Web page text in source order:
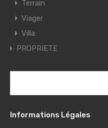
Terrain
Viager
Villa
PROPRIETE
Informations Légales